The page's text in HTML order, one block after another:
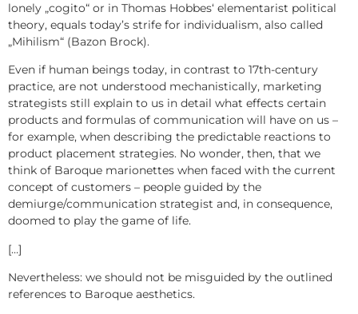
lonely „cogito“ or in Thomas Hobbes‘ elementarist political
theory, equals today’s strife for individualism, also called
„Mihilism“ (Bazon Brock).
Even if human beings today, in contrast to 17th-century
practice, are not understood mechanistically, marketing
strategists still explain to us in detail what effects certain
products and formulas of communication will have on us –
for example, when describing the predictable reactions to
product placement strategies. No wonder, then, that we
think of Baroque marionettes when faced with the current
concept of customers – people guided by the
demiurge/communication strategist and, in consequence,
doomed to play the game of life.
[…]
Nevertheless: we should not be misguided by the outlined
references to Baroque aesthetics.